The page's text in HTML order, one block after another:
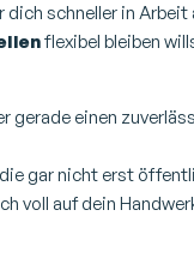
dich schneller in
flexibel bleiben
gerade einen
gar nicht erst
voll auf dein